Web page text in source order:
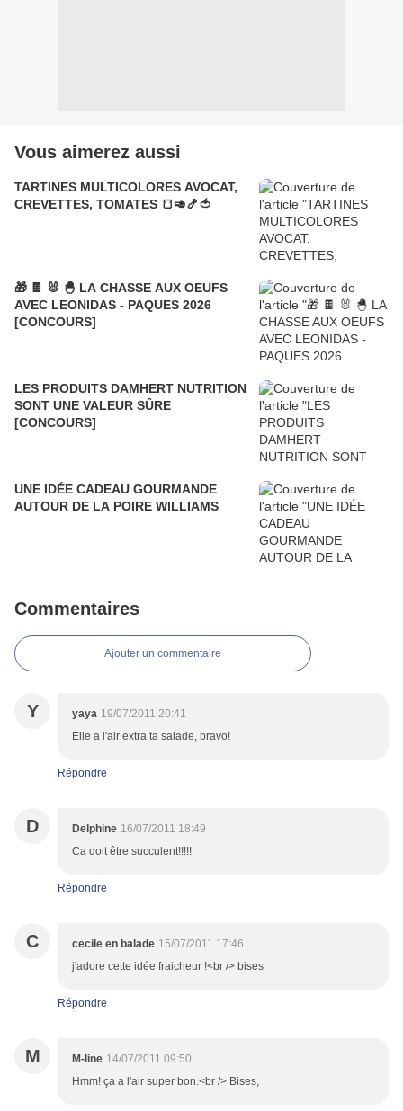
Vous aimerez aussi
TARTINES MULTICOLORES AVOCAT,
CREVETTES, TOMATES 🍞🥑🍤🍅
🎁 🍫 🐰 🐣 LA CHASSE AUX OEUFS
AVEC LEONIDAS - PAQUES 2026
[CONCOURS]
LES PRODUITS DAMHERT NUTRITION
SONT UNE VALEUR SÛRE
[CONCOURS]
UNE IDÉE CADEAU GOURMANDE
AUTOUR DE LA POIRE WILLIAMS
Commentaires
Ajouter un commentaire
Y yaya 19/07/2011 20:41
Elle a l'air extra ta salade, bravo!
Répondre
D Delphine 16/07/2011 18:49
Ca doit être succulent!!!!!
Répondre
C cecile en balade 15/07/2011 17:46
j'adore cette idée fraicheur !<br /> bises
Répondre
M M-line 14/07/2011 09:50
Hmm! ça a l'air super bon.<br /> Bises,